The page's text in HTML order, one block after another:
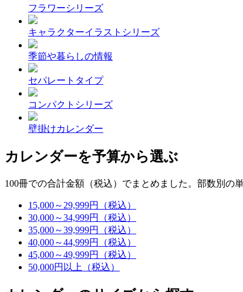
フラワーシリーズ
キャラクターイラストシリーズ
季節や暮らしの情報
セパレートタイプ
コンパクトシリーズ
壁掛けカレンダー
カレンダーを予算から選ぶ
100冊での合計金額（税込）でまとめました。部数別の
15,000～29,999円（税込）
30,000～34,999円（税込）
35,000～39,999円（税込）
40,000～44,999円（税込）
45,000～49,999円（税込）
50,000円以上（税込）